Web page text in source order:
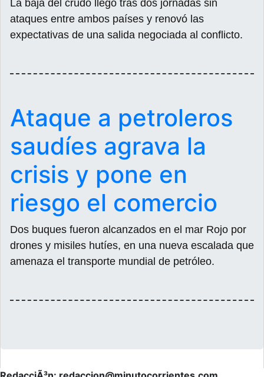
La baja del crudo llegó tras dos jornadas sin
ataques entre ambos países y renovó las
expectativas de una salida negociada al conflicto.
Ataque a petroleros
saudíes agrava la
crisis y pone en
riesgo el comercio
Dos buques fueron alcanzados en el mar Rojo por
drones y misiles hutíes, en una nueva escalada que
amenaza el transporte mundial de petróleo.